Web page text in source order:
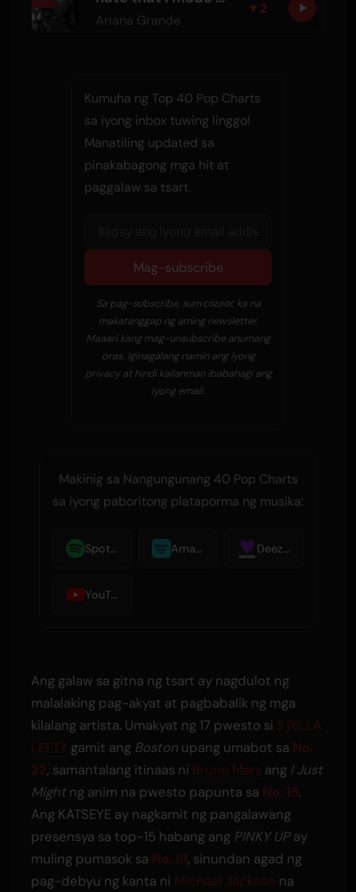
Ariana Grande
▼ 2
Kumuha ng Top 40 Pop Charts
sa iyong inbox tuwing linggo!
Manatiling updated sa
pinakabagong mga hit at
paggalaw sa tsart.
Mag-subscribe
Sa pag-subscribe, sum соглас ka na
makatanggap ng aming newsletter.
Maaari kang mag-unsubscribe anumang
oras. Iginagalang namin ang iyong
privacy at hindi kailanman ibabahagi ang
iyong email.
Makinig sa Nangungunang 40 Pop Charts
sa iyong paboritong plataporma ng musika:
Spotify Amazon Music Deezer
YouTube Music
Ang galaw sa gitna ng tsart ay nagdulot ng
malalaking pag-akyat at pagbabalik ng mga
kilalang artista. Umakyat ng 17 pwesto si STELLA
LEFTY gamit ang Bostonupang umabot sa No.
22, samantalang itinaas ni Bruno Mars ang I Just
Mightng anim na pwesto papunta sa No. 15.
Ang KATSEYE ay nagkamit ng pangalawang
presensya sa top-15 habang ang PINKY UPay
muling pumasok sa No. III, sinundan agad ng
pag-debyu ng kanta ni Michael Jackson na